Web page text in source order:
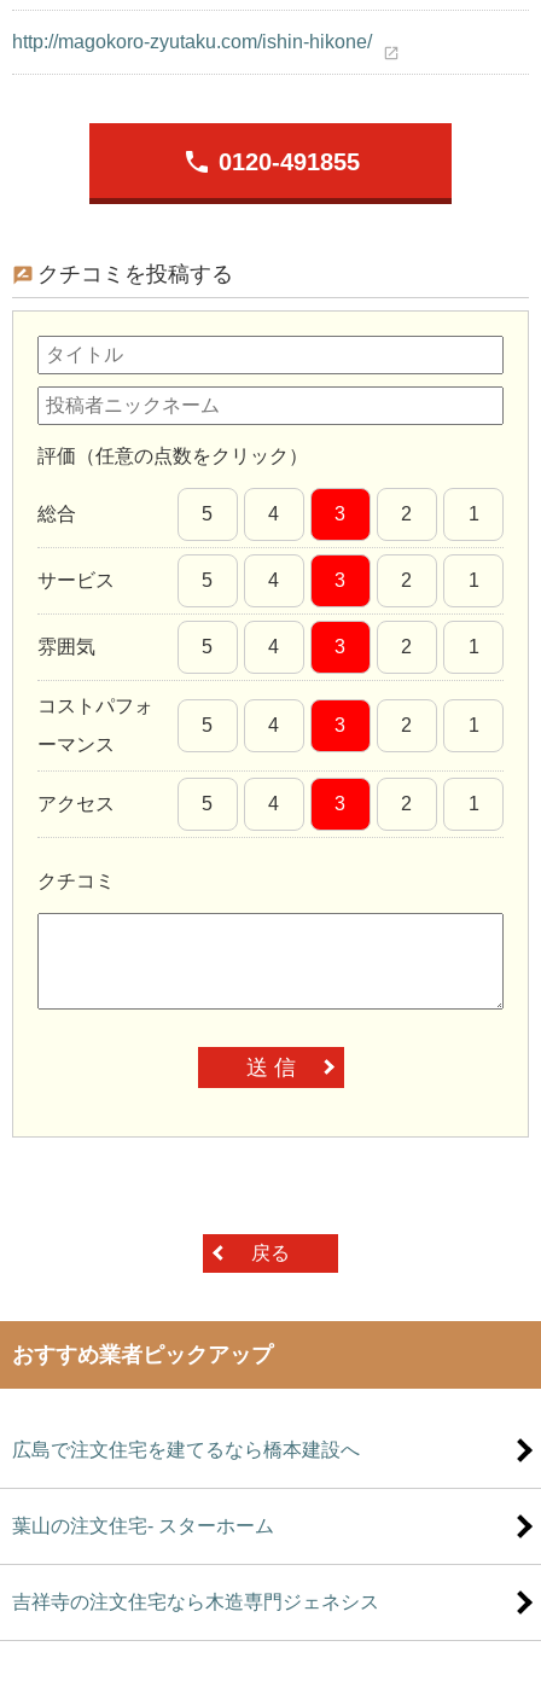
http://magokoro-zyutaku.com/ishin-hikone/
open_in_new
phone 0120-491855
クチコミを投稿する
評価（任意の点数をクリック）
総合 5 4 3 2 1
サービス 5 4 3 2 1
雰囲気 5 4 3 2 1
コストパフォ
ーマンス
5 4 3 2 1
アクセス 5 4 3 2 1
クチコミ
送 信
戻る
おすすめ業者ピックアップ
広島で注文住宅を建てるなら橋本建設へ
葉山の注文住宅- スターホーム
吉祥寺の注文住宅なら木造専門ジェネシス